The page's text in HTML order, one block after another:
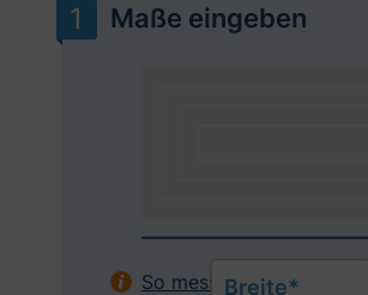
Bitte akzeptieren Sie Cookies, um dieses
Maße eingeben
Breite*
So messen Sie Ihr